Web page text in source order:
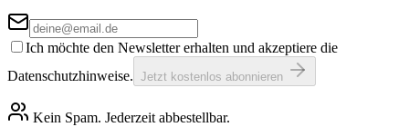
Ich möchte den Newsletter erhalten und akzeptiere die
Datenschutzhinweise. Jetzt kostenlos abonnieren
Kein Spam. Jederzeit abbestellbar.